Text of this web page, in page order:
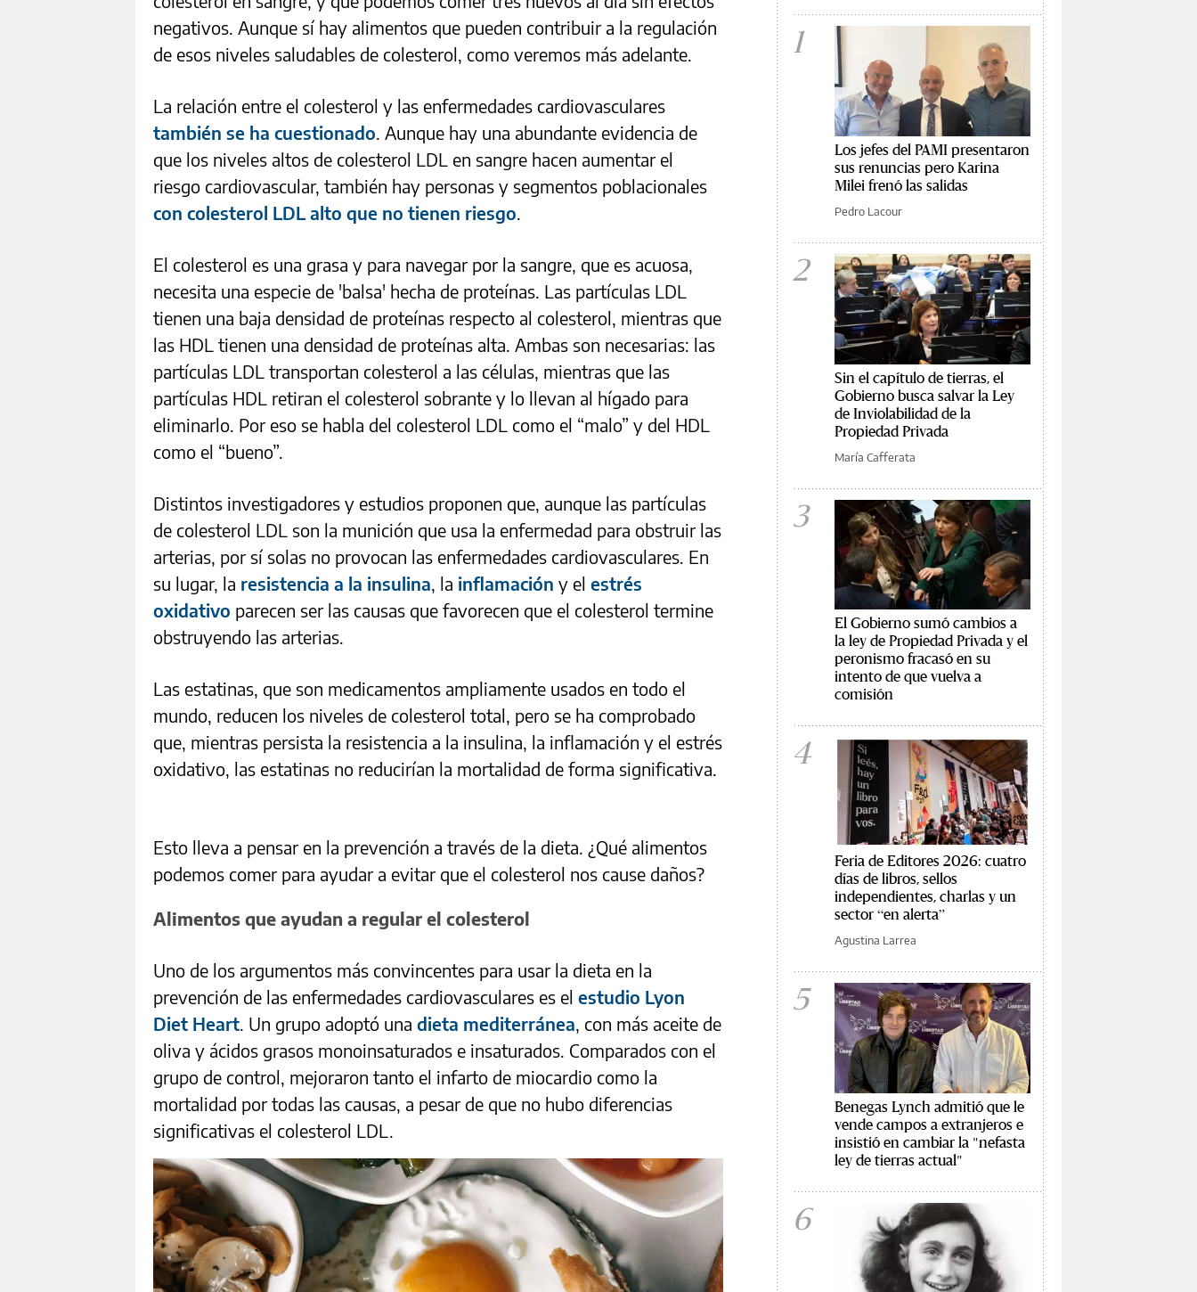
negativos. Aunque sí hay alimentos que pueden contribuir a la regulación
de esos niveles saludables de colesterol, como veremos más adelante.
La relación entre el colesterol y las enfermedades cardiovasculares
también se ha cuestionado. Aunque hay una abundante evidencia de
que los niveles altos de colesterol LDL en sangre hacen aumentar el
riesgo cardiovascular, también hay personas y segmentos poblacionales
con colesterol LDL alto que no tienen riesgo.
El colesterol es una grasa y para navegar por la sangre, que es acuosa,
necesita una especie de 'balsa' hecha de proteínas. Las partículas LDL
tienen una baja densidad de proteínas respecto al colesterol, mientras que
las HDL tienen una densidad de proteínas alta. Ambas son necesarias: las
partículas LDL transportan colesterol a las células, mientras que las
partículas HDL retiran el colesterol sobrante y lo llevan al hígado para
eliminarlo. Por eso se habla del colesterol LDL como el “malo” y del HDL
como el “bueno”.
Distintos investigadores y estudios proponen que, aunque las partículas
de colesterol LDL son la munición que usa la enfermedad para obstruir las
arterias, por sí solas no provocan las enfermedades cardiovasculares. En
su lugar, la resistencia a la insulina, la inflamación y el estrés
oxidativo parecen ser las causas que favorecen que el colesterol termine
obstruyendo las arterias.
Las estatinas, que son medicamentos ampliamente usados en todo el
mundo, reducen los niveles de colesterol total, pero se ha comprobado
que, mientras persista la resistencia a la insulina, la inflamación y el estrés
oxidativo, las estatinas no reducirían la mortalidad de forma significativa.
Esto lleva a pensar en la prevención a través de la dieta. ¿Qué alimentos
podemos comer para ayudar a evitar que el colesterol nos cause daños?
Alimentos que ayudan a regular el colesterol
Uno de los argumentos más convincentes para usar la dieta en la
prevención de las enfermedades cardiovasculares es el estudio Lyon
Diet Heart. Un grupo adoptó una dieta mediterránea, con más aceite de
oliva y ácidos grasos monoinsaturados e insaturados. Comparados con el
grupo de control, mejoraron tanto el infarto de miocardio como la
mortalidad por todas las causas, a pesar de que no hubo diferencias
significativas el colesterol LDL.
1
Los jefes del PAMI presentaron
sus renuncias pero Karina
Milei frenó las salidas
Pedro Lacour
2
Sin el capítulo de tierras, el
Gobierno busca salvar la Ley
de Inviolabilidad de la
Propiedad Privada
María Cafferata
3
El Gobierno sumó cambios a
la ley de Propiedad Privada y el
peronismo fracasó en su
intento de que vuelva a
comisión
4
Feria de Editores 2026: cuatro
días de libros, sellos
independientes, charlas y un
sector “en alerta”
Agustina Larrea
5
Benegas Lynch admitió que le
vende campos a extranjeros e
insistió en cambiar la "nefasta
ley de tierras actual"
6